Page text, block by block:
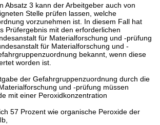
Absatz 3 kann der Arbeitgeber auch von
Stelle prüfen lassen, welche
vorzunehmen ist. In diesem Fall hat
Prüfergebnis mit den erforderlichen
für Materialforschung und -prüfung
für Materialforschung und -
bekannt, wenn diese
worden ist.
der Gefahrgruppenzuordnung durch die
und -prüfung müssen
mit einer Peroxidkonzentration
57 Prozent wie organische Peroxide der